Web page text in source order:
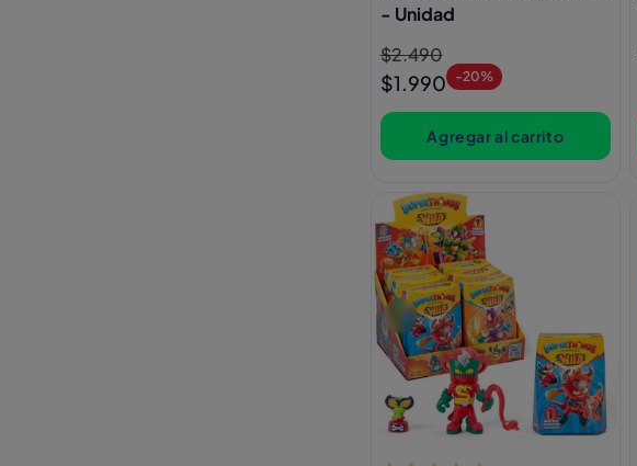
- Unidad
Precio
habitual
$2.490
Precio
de
oferta
$1.990 -20%
Agregar al carrito